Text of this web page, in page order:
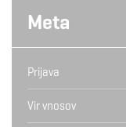
Meta
Prijava
Vir vnosov